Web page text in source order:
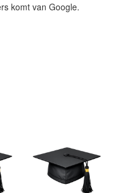
komt van Google.